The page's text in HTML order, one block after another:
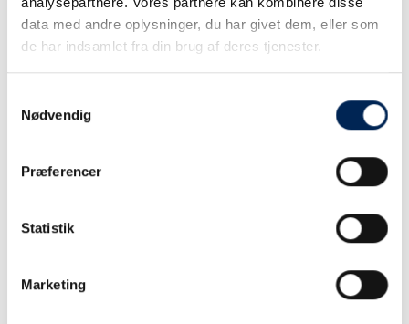
data med andre oplysninger, du har givet dem, eller som
de har indsamlet fra din brug af deres tjenester.
Nødvendig
Præferencer
Statistik
Marketing
sms
tjekke vores hjemmeside eller ringe til os.